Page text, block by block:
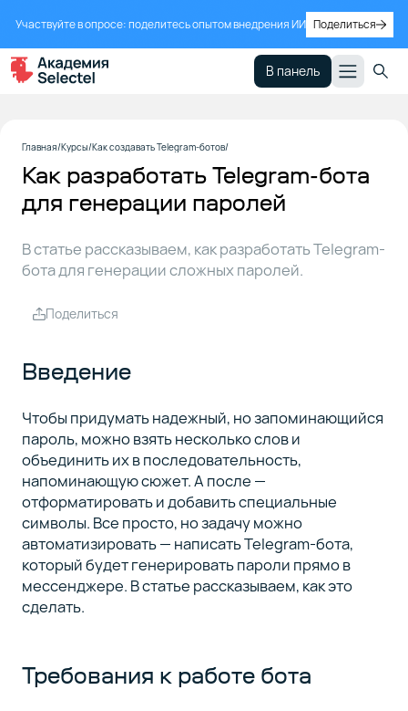
Участвуйте в опросе: поделитесь опытом внедрения ИИ Поделиться
В панель
1
2
Требования
бота
понадобится
4
Как
настроить
бота
5
Деплой
бота
6
Разбираемся
вместе
Главная Курсы Как создавать Telegram-ботов
Как разработать Telegram-бота
для генерации паролей
В статье рассказываем, как разработать Telegram-
бота для генерации сложных паролей.
Поделиться
Введение
Чтобы придумать надежный, но запоминающийся
пароль, можно взять несколько слов и
объединить их в последовательность,
напоминающую сюжет. А после —
отформатировать и добавить специальные
символы. Все просто, но задачу можно
автоматизировать — написать Telegram-бота,
который будет генерировать пароли прямо в
мессенджере. В статье рассказываем, как это
сделать.
Требования к работе бота